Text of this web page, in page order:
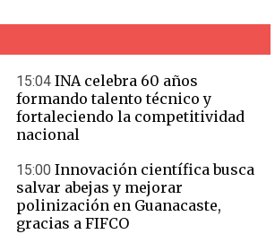
15:04 INA celebra 60 años
formando talento técnico y
fortaleciendo la competitividad
nacional
15:00 Innovación científica busca
salvar abejas y mejorar
polinización en Guanacaste,
gracias a FIFCO